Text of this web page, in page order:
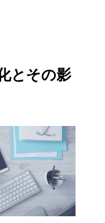
とその影